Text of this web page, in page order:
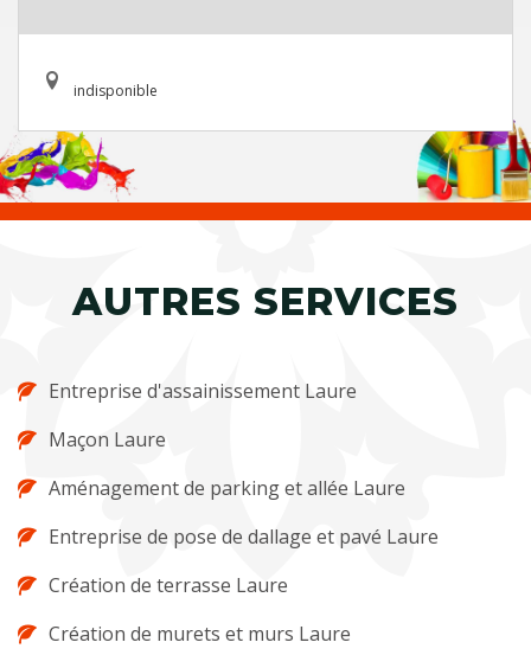
indisponible
AUTRES SERVICES
Entreprise d'assainissement Laure
Maçon Laure
Aménagement de parking et allée Laure
Entreprise de pose de dallage et pavé Laure
Création de terrasse Laure
Création de murets et murs Laure